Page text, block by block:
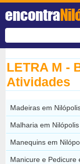
encontra
LETRA M -
Atividades
Madeiras em
Malharia em
Manequins em
Manicure e Pedicure